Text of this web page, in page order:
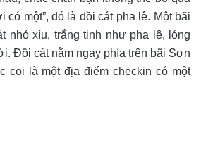
có một”, đó là đồi cát pha lê. Một bãi
nhỏ xíu, trắng tinh như pha lê, lóng
Đồi cát nằm ngay phía trên bãi Sơn
coi là một địa điểm checkin có một